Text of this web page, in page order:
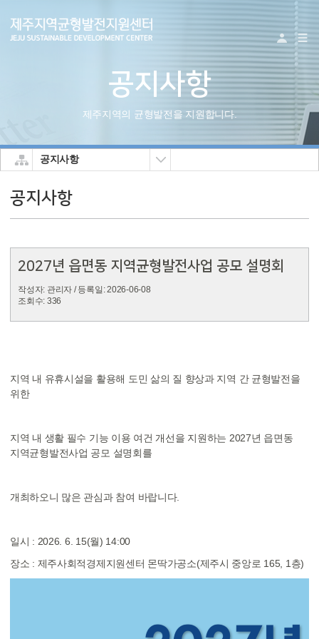
로그
공지사항
제주지역의균형발전을지원합니다.
공지사항
메뉴접기
공지사항
2027년읍면동지역균형발전사업공모설명회
작성자:관리자 /등록일:2026-06-08
조회수:336
지역내유휴시설을활용해도민삶의질향상과지역간균형발전을
위한
지역내생활필수기능이용여건개선을지원하는2027년읍면동
지역균형발전사업공모설명회를
개최하오니많은관심과참여바랍니다.
일시:2026.6.15(월)14:00
장소:제주사회적경제지원센터몬딱가공소(제주시중앙로165,1층)